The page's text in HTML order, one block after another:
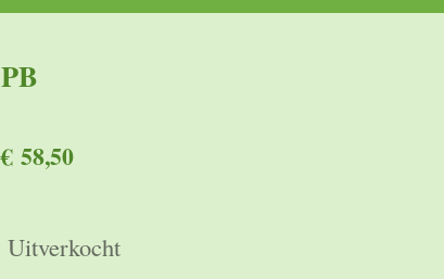
PB
€ 58,50
Uitverkocht